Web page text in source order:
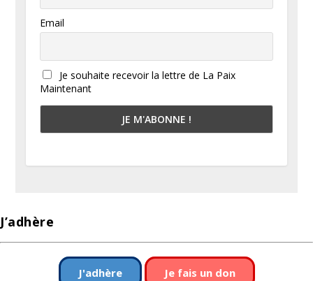
Email
Je souhaite recevoir la lettre de La Paix
Maintenant
J’adhère
J'adhère Je fais un don